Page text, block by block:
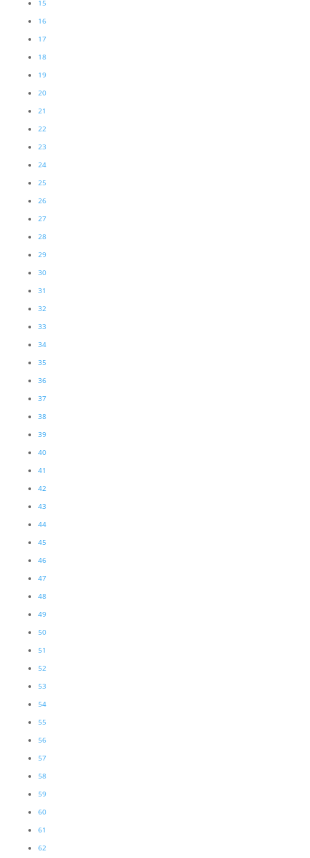
15
16
17
18
19
20
21
22
23
24
25
26
27
28
29
30
31
32
33
34
35
36
37
38
39
40
41
42
43
44
45
46
47
48
49
50
51
52
53
54
55
56
57
58
59
60
61
62